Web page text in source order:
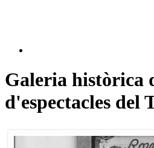
Galeria històrica
d'espectacles del